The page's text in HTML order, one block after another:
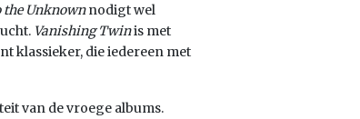
the Unknownnodigt wel
Vanishing Twinis met
klassieker, die iedereen met
van de vroege albums.